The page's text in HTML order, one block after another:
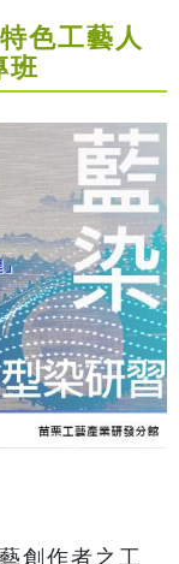
色工藝人
班
創作者之工